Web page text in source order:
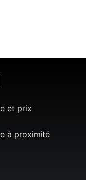
et prix
à proximité